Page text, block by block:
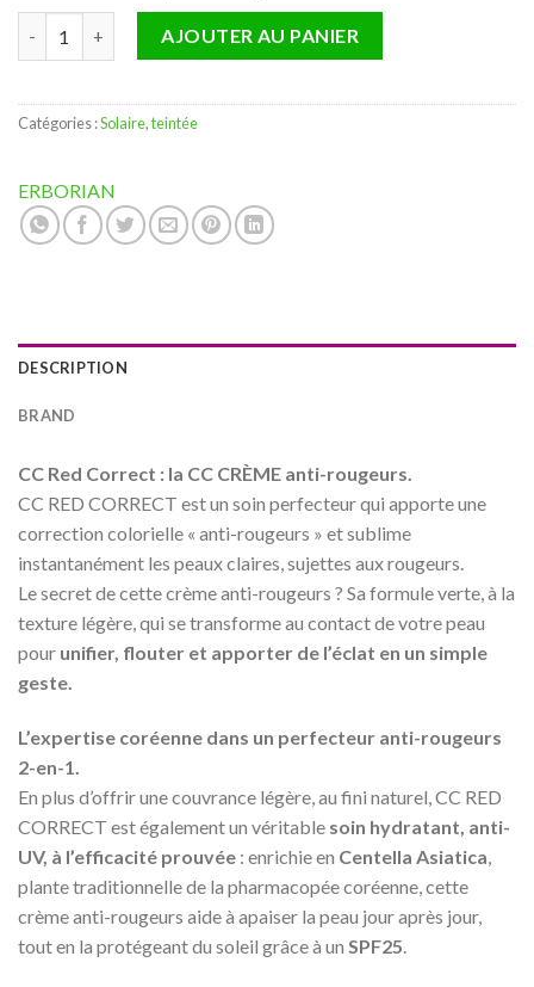
quantité de CC Red Correct crème anti-rougeurs
AJOUTER AU PANIER
Catégories :Solaire,teintée
ERBORIAN
DESCRIPTION
BRAND
CC Red Correct : la CC CRÈME anti-rougeurs.
CC RED CORRECT est un soin perfecteur qui apporte une
correction colorielle « anti-rougeurs » et sublime
instantanément les peaux claires, sujettes aux rougeurs.
Le secret de cette crème anti-rougeurs ? Sa formule verte, à la
texture légère, qui se transforme au contact de votre peau
pour unifier, flouter et apporter de l’éclat en un simple
geste.
L’expertise coréenne dans un perfecteur anti-rougeurs
2-en-1.
En plus d’offrir une couvrance légère, au fini naturel, CC RED
CORRECT est également un véritable soin hydratant, anti-
UV, à l’efficacité prouvée : enrichie en Centella Asiatica,
plante traditionnelle de la pharmacopée coréenne, cette
crème anti-rougeurs aide à apaiser la peau jour après jour,
tout en la protégeant du soleil grâce à un SPF25.